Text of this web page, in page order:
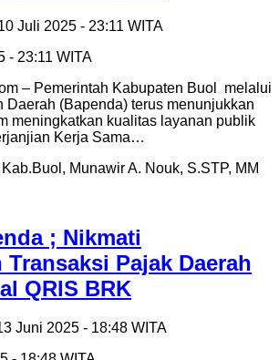
Juli 2025 - 23:11 WITA
- 23:11 WITA
– Pemerintah Kabupaten Buol melalui
Daerah (Bapenda) terus menunjukkan
meningkatkan kualitas layanan publik
Kerja Sama…
; Nikmati
Transaksi Pajak Daerah
QRIS BRK
Juni 2025 - 18:48 WITA